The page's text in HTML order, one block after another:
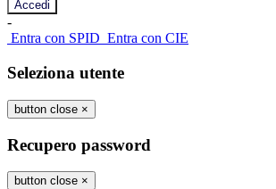
-
Entra con SPID Entra con CIE
Seleziona utente
button close ×
Recupero password
button close ×